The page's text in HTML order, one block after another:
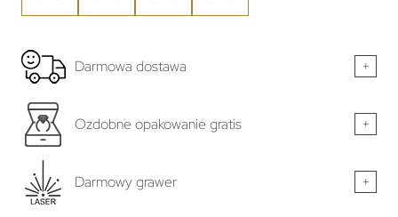
Darmowa dostawa +
Ozdobne opakowanie gratis +
Darmowy grawer +